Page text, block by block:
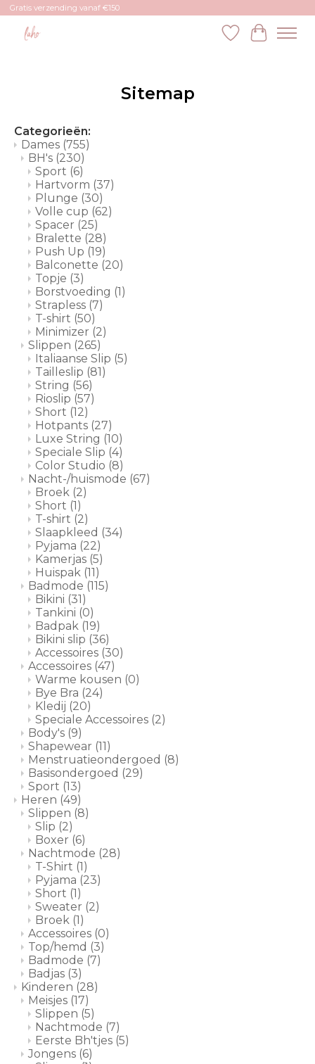
Gratis verzending vanaf €150
Verlanglijst
Sitemap
Categorieën:
Dames (755)
BH's (230)
Sport (6)
Hartvorm (37)
Plunge (30)
Volle cup (62)
Spacer (25)
Bralette (28)
Push Up (19)
Balconette (20)
Topje (3)
Borstvoeding (1)
Strapless (7)
T-shirt (50)
Minimizer (2)
Slippen (265)
Italiaanse Slip (5)
Tailleslip (81)
String (56)
Rioslip (57)
Short (12)
Hotpants (27)
Luxe String (10)
Speciale Slip (4)
Color Studio (8)
Nacht-/huismode (67)
Broek (2)
Short (1)
T-shirt (2)
Slaapkleed (34)
Pyjama (22)
Kamerjas (5)
Huispak (11)
Badmode (115)
Bikini (31)
Tankini (0)
Badpak (19)
Bikini slip (36)
Accessoires (30)
Accessoires (47)
Warme kousen (0)
Bye Bra (24)
Kledij (20)
Speciale Accessoires (2)
Body's (9)
Shapewear (11)
Menstruatieondergoed (8)
Basisondergoed (29)
Sport (13)
Heren (49)
Slippen (8)
Slip (2)
Boxer (6)
Nachtmode (28)
T-Shirt (1)
Pyjama (23)
Short (1)
Sweater (2)
Broek (1)
Accessoires (0)
Top/hemd (3)
Badmode (7)
Badjas (3)
Kinderen (28)
Meisjes (17)
Slippen (5)
Nachtmode (7)
Eerste Bh'tjes (5)
Jongens (6)